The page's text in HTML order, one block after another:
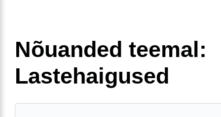
Nõuanded teemal:
Lastehaigused